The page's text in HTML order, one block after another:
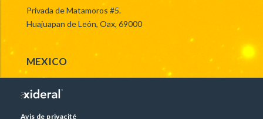
Privada de Matamoros #5.
Huajuapan de León, Oax, 69000
MEXICO
Avis de privacité